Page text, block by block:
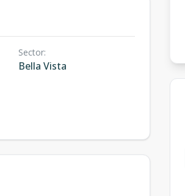
Sector:
Bella Vista